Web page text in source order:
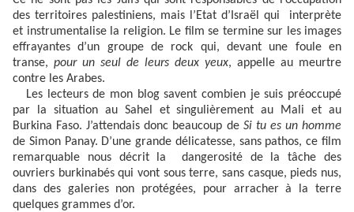
des territoires palestiniens, mais l’Etat d’Israël qui interprète
et instrumentalise la religion. Le film se termine sur les images
effrayantes d’un groupe de rock qui, devant une foule en
transe, pour un seul de leurs deux yeux, appelle au meurtre
contre les Arabes.
Les lecteurs de mon blog savent combien je suis préoccupé
par la situation au Sahel et singulièrement au Mali et au
Burkina Faso. J’attendais donc beaucoup de Si tu es un homme
de Simon Panay. D’une grande délicatesse, sans pathos, ce film
remarquable nous décrit la dangerosité de la tâche des
ouvriers burkinabés qui vont sous terre, sans casque, pieds nus,
dans des galeries non protégées, pour arracher à la terre
quelques grammes d’or.